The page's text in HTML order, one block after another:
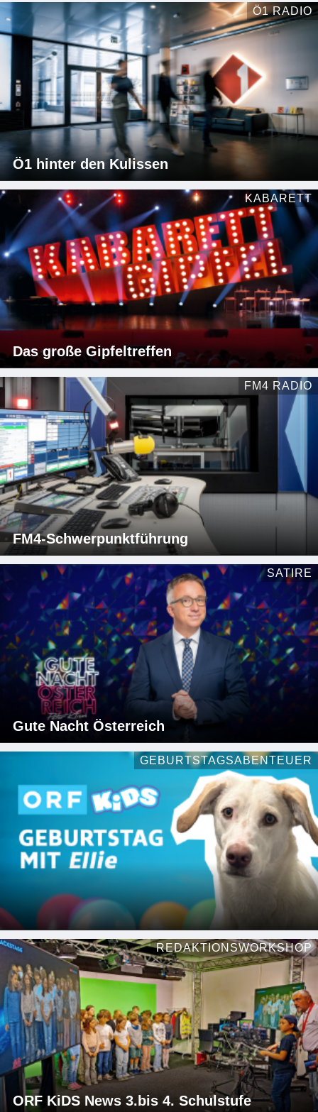
Ö1 hinter den Kulissen
Ö1 RADIO
Das große Gipfeltreffen
KABARETT
FM4-Schwerpunktführung
FM4 RADIO
Gute Nacht Österreich
SATIRE
GEBURTSTAGSABENTEUER
ORF KiDS News 3.bis 4. Schulstufe
REDAKTIONSWORKSHOP